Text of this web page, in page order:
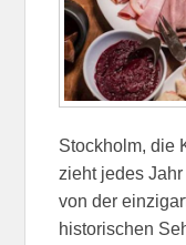
Stockholm, die
zieht jedes
von der
historischen